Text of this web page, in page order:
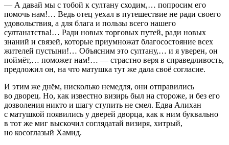
— А давай мы с тобой к султану сходим,… попросим его
помочь нам!… Ведь отец уехал в путешествие не ради своего
удовольствия, а для блага и пользы всего нашего
султанатства!… Ради новых торговых путей, ради новых
знаний и связей, которые приумножат благосостояние всех
жителей пустыни!… Объясним это султану,… и я уверен, он
поймёт,… поможет нам!… — страстно веря в справедливость,
предложил он, на что матушка тут же дала своё согласие.
И этим же днём, нисколько немедля, они отправились
во дворец. Но, как известно визирь был на стороже, и без его
дозволения никто и шагу ступить не смел. Едва Алихан
с матушкой появились у дверей дворца, как к ним буквально
в тот же миг выскочил соглядатай визиря, хитрый,
но косоглазый Хамид.